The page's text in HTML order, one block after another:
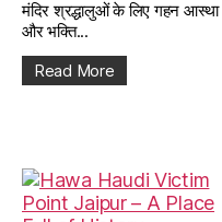
मंदिर श्रद्धालुओं के लिए गहन आस्था
और भक्ति...
Read More